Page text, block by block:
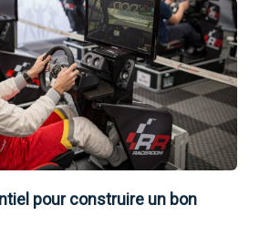
pour construire un bon